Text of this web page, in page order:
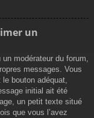
un
modérateur du forum,
messages. Vous
bouton adéquat,
initial ait été
un petit texte situé
que vous l’avez